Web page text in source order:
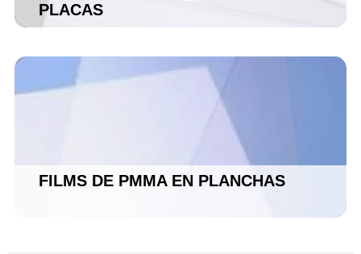
PLACAS
FILMS DE PMMA EN PLANCHAS